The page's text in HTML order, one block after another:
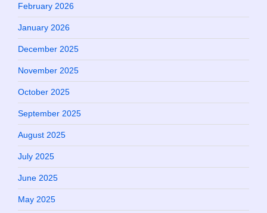
February 2026
January 2026
December 2025
November 2025
October 2025
September 2025
August 2025
July 2025
June 2025
May 2025